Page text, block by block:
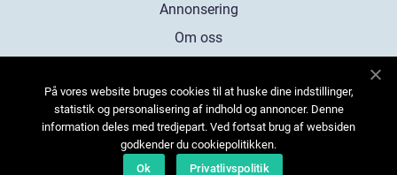
Annonsering
Om oss
Kontakta oss
Sitemap
På vores website bruges cookies til at huske dine indstillinger,
statistik og personalisering af indhold og annoncer. Denne
information deles med tredjepart. Ved fortsat brug af websiden
godkender du cookiepolitikken.
Ok
Privatlivspolitik